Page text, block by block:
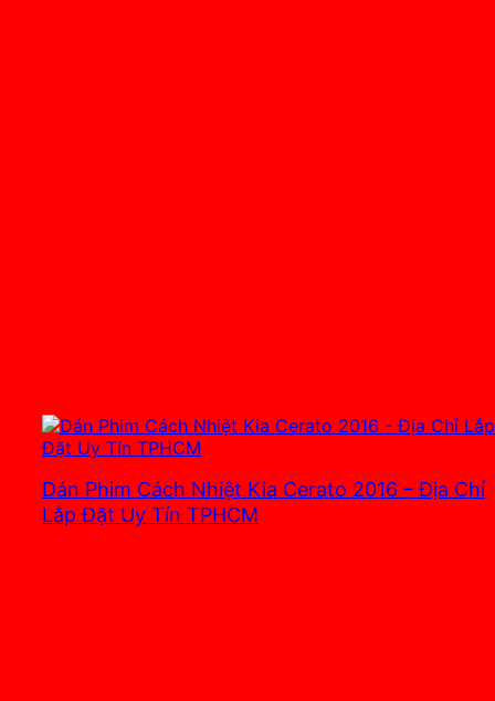
Dán Phim Cách Nhiệt Kia Cerato 2016 – Địa Chỉ
Lắp Đặt Uy Tín TPHCM